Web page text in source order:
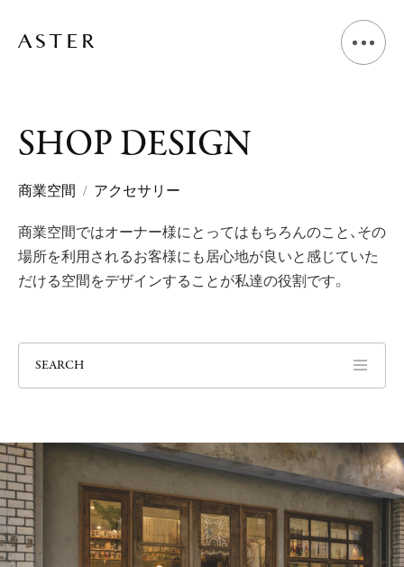
SHOP DESIGN
商業空間 アクセサリー
商業空間ではオーナー様にとってはもちろんのこと、 その
場所を利用されるお客様にも居心地が良いと感じていた
だける空間をデザインすることが私達の役割です。
SEARCH
ABOUT
LIVIN
SHOP DE SIGN
VO IC E
JOURNAL
NEWS
FL W